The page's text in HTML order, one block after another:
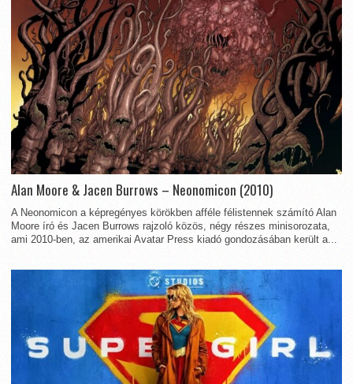
Alan Moore & Jacen Burrows – Neonomicon (2010)
A Neonomicon a képregényes körökben afféle félistennek számító Alan
Moore író és Jacen Burrows rajzoló közös, négy részes minisorozata,
ami 2010-ben, az amerikai Avatar Press kiadó gondozásában került a...